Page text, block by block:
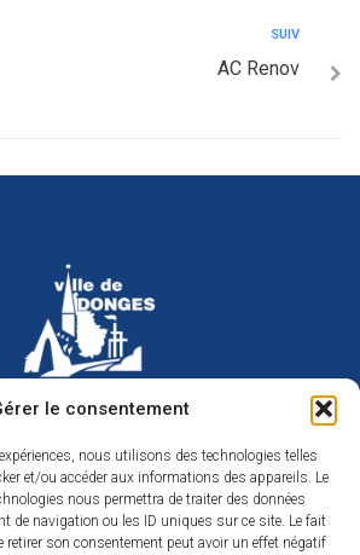
le consentement
nous utilisons des technologies telles
et/ou accéder aux informations des appareils. Le
nous permettra de traiter des données
de navigation ou les ID uniques sur ce site. Le fait
retirer son consentement peut avoir un effet négatif
SUIV
AC Renov
de Donges
Nous contacter
9h à 12h et de 14h à 17h